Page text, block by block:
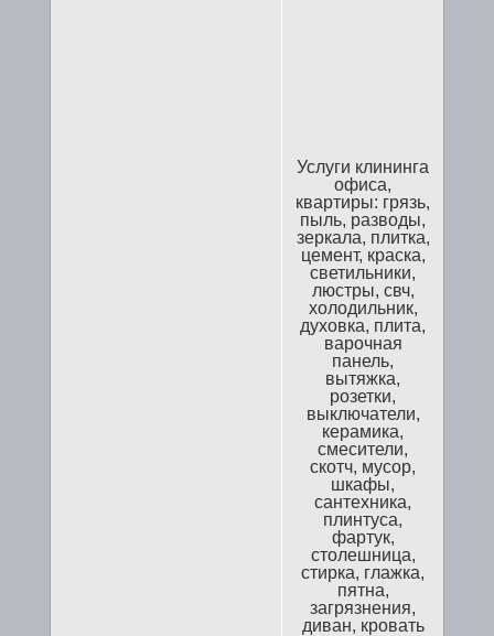
Услуги клининга
офиса,
квартиры: грязь,
пыль, разводы,
зеркала, плитка,
цемент, краска,
светильники,
люстры, свч,
холодильник,
духовка, плита,
варочная
панель,
вытяжка,
розетки,
выключатели,
керамика,
смесители,
скотч, мусор,
шкафы,
сантехника,
плинтуса,
фартук,
столешница,
стирка, глажка,
пятна,
загрязнения,
диван, кровать